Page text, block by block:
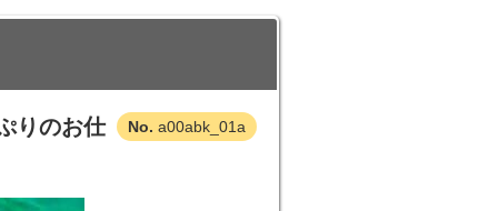
a00abk_01a
りのお仕